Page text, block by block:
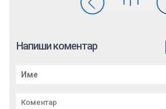
Напиши коментар